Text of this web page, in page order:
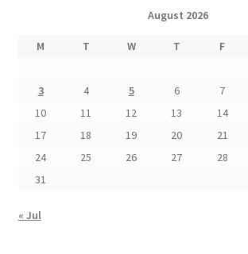
August 2026
M T W T F
3
4 5 6 7
10
11 12 13 14
17
18 19 20 21
24
25 26 27 28
31
« Jul